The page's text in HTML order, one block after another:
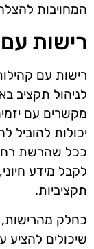
המחויבות
רישות עם
רישות עם
לניהול תקציב
מקשרים עם
יכולות להוביל
ככל שהרשת
לקבל מידע
תקציביות.
כחלק מהרישות,
שיכולים להציע